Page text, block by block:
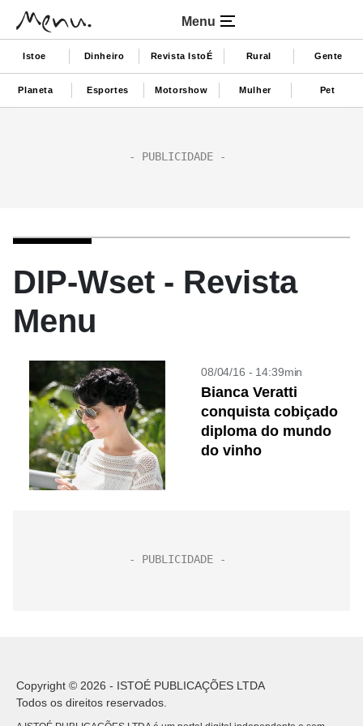
Menu
Istoe Dinheiro Revista IstoÉ Rural Gente
Planeta Esportes Motorshow Mulher Pet
DIP-Wset - Revista
Menu
08/04/16 - 14:39min
Bianca Veratti
conquista cobiçado
diploma do mundo
do vinho
Copyright © 2026 - ISTOÉ PUBLICAÇÕES LTDA
Todos os direitos reservados.